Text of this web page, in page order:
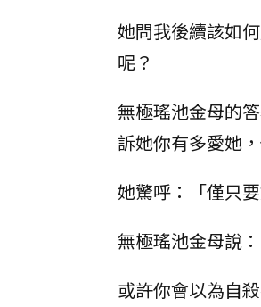
她問我後續該如
呢？
無極瑤池金母的
訴她你有多愛她
她驚呼：「僅只要
無極瑤池金母說
或許你會以為自